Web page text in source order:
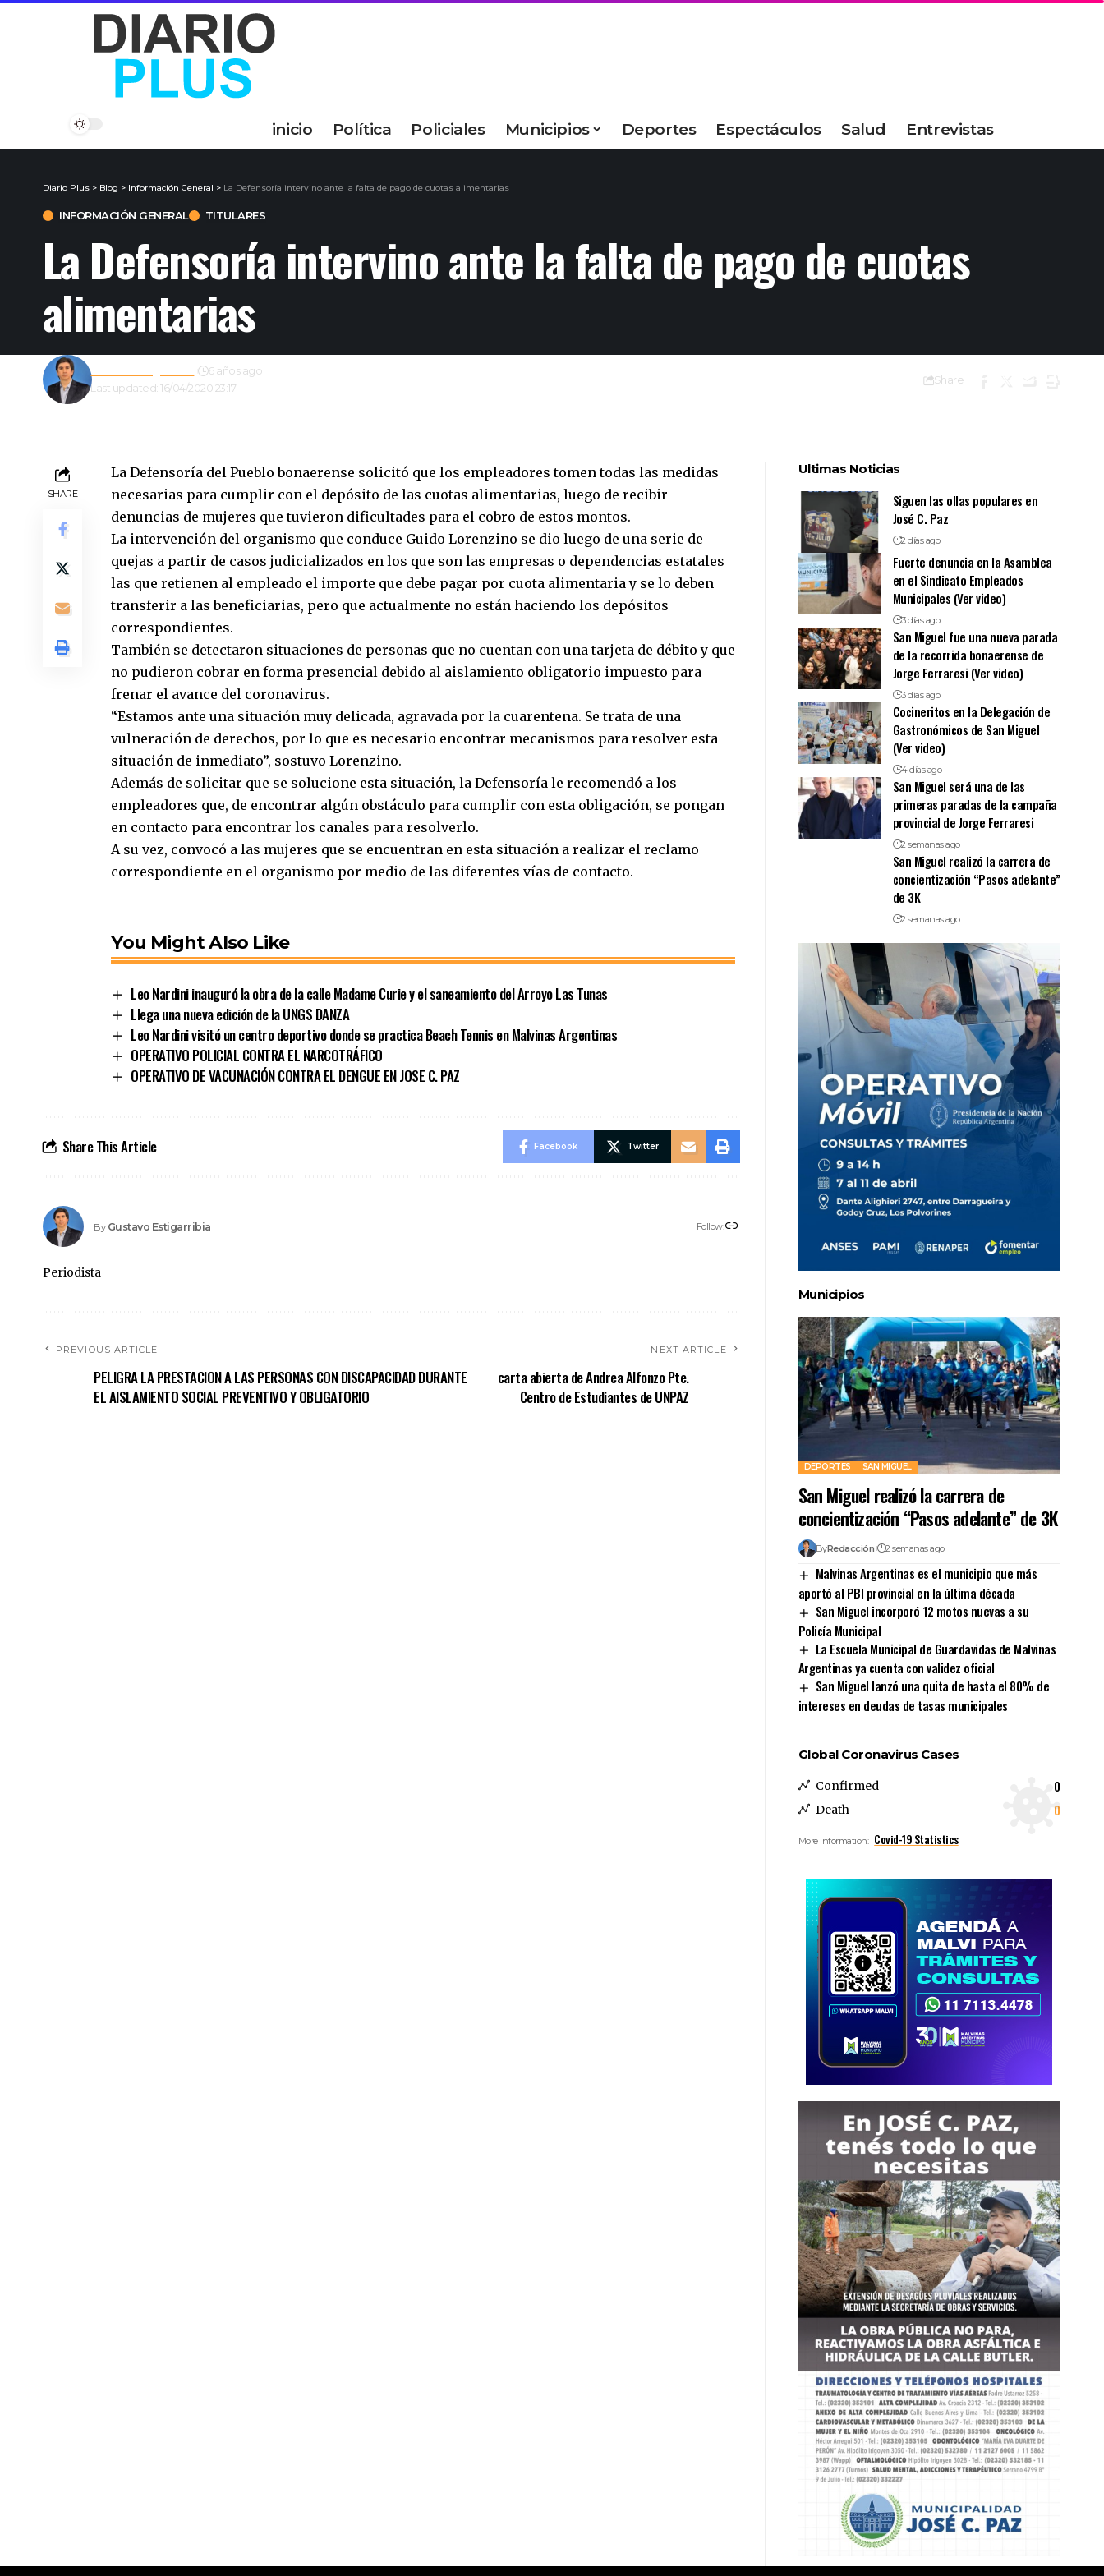
inicio Política Policiales Municipios Deportes Espectáculos Salud Entrevistas
Diario Plus > Blog > Información General > La Defensoría intervino ante la falta de pago de cuotas alimentarias
INFORMACIÓN GENERAL TITULARES
La Defensoría intervino ante la falta de pago de cuotas
alimentarias
Last updated: 16/04/2020 23:17
Gustavo Estigarribia 6 años ago
Share
SHARE
La Defensoría del Pueblo bonaerense solicitó que los empleadores tomen todas las medidas
necesarias para cumplir con el depósito de las cuotas alimentarias, luego de recibir
denuncias de mujeres que tuvieron dificultades para el cobro de estos montos.
La intervención del organismo que conduce Guido Lorenzino se dio luego de una serie de
quejas a partir de casos judicializados en los que son las empresas o dependencias estatales
las que retienen al empleado el importe que debe pagar por cuota alimentaria y se lo deben
transferir a las beneficiarias, pero que actualmente no están haciendo los depósitos
correspondientes.
También se detectaron situaciones de personas que no cuentan con una tarjeta de débito y que
no pudieron cobrar en forma presencial debido al aislamiento obligatorio impuesto para
frenar el avance del coronavirus.
“Estamos ante una situación muy delicada, agravada por la cuarentena. Se trata de una
vulneración de derechos, por lo que es necesario encontrar mecanismos para resolver esta
situación de inmediato”, sostuvo Lorenzino.
Además de solicitar que se solucione esta situación, la Defensoría le recomendó a los
empleadores que, de encontrar algún obstáculo para cumplir con esta obligación, se pongan
en contacto para encontrar los canales para resolverlo.
A su vez, convocó a las mujeres que se encuentran en esta situación a realizar el reclamo
correspondiente en el organismo por medio de las diferentes vías de contacto.
You Might Also Like
Leo Nardini inauguró la obra de la calle Madame Curie y el saneamiento del Arroyo Las Tunas
Llega una nueva edición de la UNGS DANZA
Leo Nardini visitó un centro deportivo donde se practica Beach Tennis en Malvinas Argentinas
OPERATIVO POLICIAL CONTRA EL NARCOTRÁFICO
OPERATIVO DE VACUNACIÓN CONTRA EL DENGUE EN JOSE C. PAZ
Share This Article Facebook Twitter
By Gustavo Estigarribia Follow:
Periodista
PREVIOUS ARTICLE
PELIGRA LA PRESTACION A LAS PERSONAS CON DISCAPACIDAD DURANTE
EL AISLAMIENTO SOCIAL PREVENTIVO Y OBLIGATORIO
NEXT ARTICLE
carta abierta de Andrea Alfonzo Pte.
Centro de Estudiantes de UNPAZ
Ultimas Noticias
Siguen las ollas populares en
José C. Paz
2 días ago
Fuerte denuncia en la Asamblea
en el Sindicato Empleados
Municipales (Ver video)
3 días ago
San Miguel fue una nueva parada
de la recorrida bonaerense de
Jorge Ferraresi (Ver video)
3 días ago
Cocineritos en la Delegación de
Gastronómicos de San Miguel
(Ver video)
4 días ago
San Miguel será una de las
primeras paradas de la campaña
provincial de Jorge Ferraresi
2 semanas ago
San Miguel realizó la carrera de
concientización “Pasos adelante”
de 3K
2 semanas ago
Municipios
DEPORTES SAN MIGUEL
San Miguel realizó la carrera de
concientización “Pasos adelante” de 3K
ByRedacción 2 semanas ago
Malvinas Argentinas es el municipio que más
aportó al PBI provincial en la última década
San Miguel incorporó 12 motos nuevas a su
Policía Municipal
La Escuela Municipal de Guardavidas de Malvinas
Argentinas ya cuenta con validez oficial
San Miguel lanzó una quita de hasta el 80% de
intereses en deudas de tasas municipales
Global Coronavirus Cases
Confirmed 0
Death 0
More Information: Covid-19 Statistics